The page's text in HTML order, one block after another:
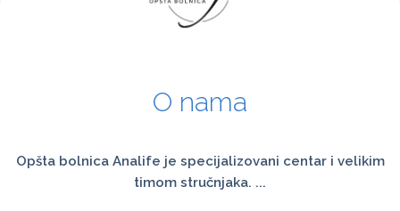
O nama
Opšta bolnica Analife je specijalizovani centar i velikim
timom stručnjaka. ...